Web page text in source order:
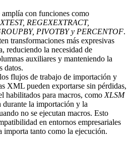
con funciones como
, REGEXEXTRACT,
, PIVOTBYy PERCENTOF.
transformaciones más expresivas
reduciendo la necesidad de
auxiliares y manteniendo la
datos.
flujos de trabajo de importación y
XML pueden exportarse sin pérdidas,
habilitados para macros, como XLSM
durante la importación y la
no se ejecutan macros. Esto
en entornos empresariales
importa tanto como la ejecución.